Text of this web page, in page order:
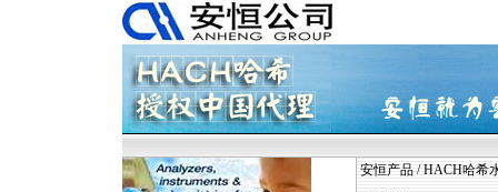
安恒产品 /HACH哈希